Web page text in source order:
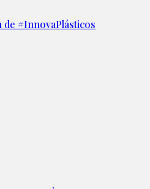
de #InnovaPlásticos